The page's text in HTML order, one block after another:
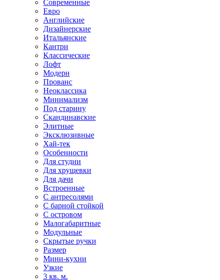
Современные
Евро
Английские
Дизайнерские
Итальянские
Кантри
Классические
Лофт
Модерн
Прованс
Неоклассика
Минимализм
Под старину
Скандинавские
Элитные
Эксклюзивные
Хай-тек
Особенности
Для студии
Для хрущевки
Для дачи
Встроенные
С антресолями
С барной стойкой
С островом
Малогабаритные
Модульные
Скрытые ручки
Размер
Мини-кухни
Узкие
3 кв. м.